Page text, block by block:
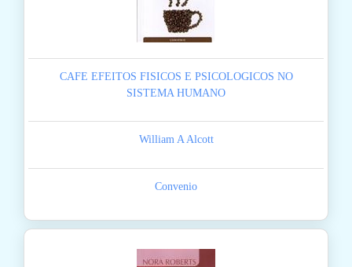
CAFE EFEITOS FISICOS E PSICOLOGICOS NO
SISTEMA HUMANO
William A Alcott
Convenio